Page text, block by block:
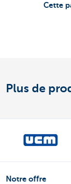
Cette
Plus de
Notre offre